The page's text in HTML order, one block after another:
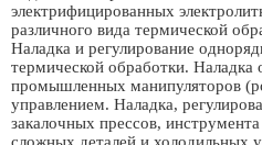
электрифицированных
различного вида термической
Наладка и регулирование
термической обработки. Наладка
промышленных манипуляторов
управлением. Наладка,
закалочных прессов,